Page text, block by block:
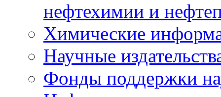
нефтехимии и
Химические
Научные
Фонды поддержки